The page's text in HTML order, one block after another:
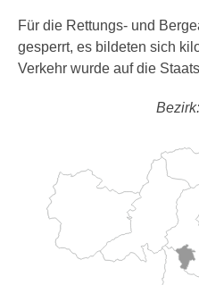
Für die Rettungs- und
gesperrt, es bildeten sich
Verkehr wurde auf die